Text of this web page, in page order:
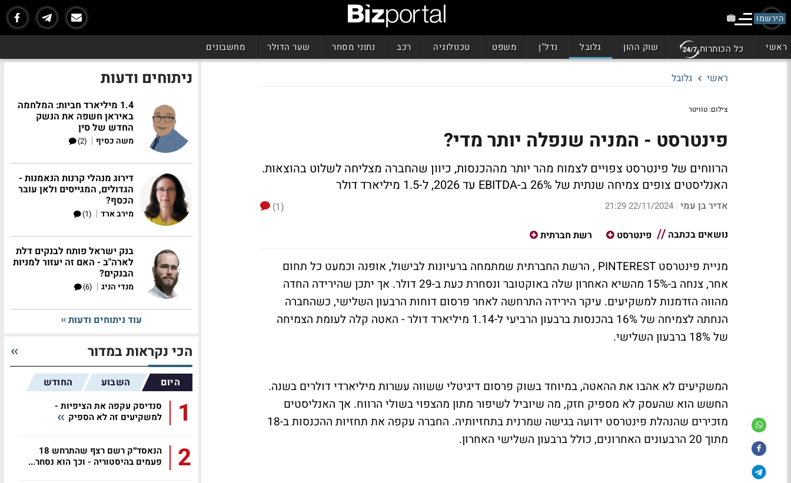
הירשמו
ראשי כל הכותרות שוק ההון גלובל נדל"ן משפט טכנולוגיה רכב נתוני מסחר שער הדולר מחשבונים
ראשי גלובל
צילום: טוויטר
פינטרסט - המניה שנפלה יותר מדי?
הרווחים של פינטרסט צפויים לצמוח מהר יותר מההכנסות, כיוון שהחברה מצליחה לשלוט בהוצאות.
האנליסטים צופים צמיחה שנתית של 26% ב-EBITDA עד 2026, ל-1.5 מיליארד דולר
אדיר בן עמי |
22/11/2024 21:29
(1)
נושאים בכתבה
פינטרסט רשת חברתית
מניית פינטרסט PINTEREST , הרשת החברתית שמתמחה ברעיונות לבישול, אופנה וכמעט כל תחום
אחר, צנחה ב-15% מהשיא האחרון שלה באוקטובר ונסחרת כעת ב-29 דולר. אך יתכן שהירידה החדה
מהווה הזדמנות למשקיעים. עיקר הירידה התרחשה לאחר פרסום דוחות הרבעון השלישי, כשהחברה
הנחתה לצמיחה של 16% בהכנסות ברבעון הרביעי ל-1.14 מיליארד דולר - האטה קלה לעומת הצמיחה
של 18% ברבעון השלישי.
המשקיעים לא אהבו את ההאטה, במיוחד בשוק פרסום דיגיטלי ששווה עשרות מיליארדי דולרים בשנה.
החשש הוא שהעסק לא מספיק חזק, מה שיוביל לשיפור מתון מהצפוי בשולי הרווח. אך האנליסטים
מזכירים שהנהלת פינטרסט ידועה בגישה שמרנית בתחזיותיה. החברה עקפה את תחזיות ההכנסות ב-18
מתוך 20 הרבעונים האחרונים, כולל ברבעון השלישי האחרון.
ניתוחים ודעות
1.4 מיליארד חביות: המלחמה
באיראן חשפה את הנשק
החדש של סין
משה כסיף |
(2)
דירוג מנהלי קרנות הנאמנות -
הגדולים, המגייסים ולאן עובר
הכסף?
מירב ארד |
(1)
בנק ישראל פותח לבנקים דלת
לארה"ב - האם זה יעזור למניות
הבנקים?
מנדי הניג |
(6)
עוד ניתוחים ודעות
הכי נקראות במדור
היום השבוע החודש
1
סנדיסק עקפה את הציפיות -
למשקיעים זה לא הספיק
2
הנאסד״ק רשם רצף שהתרחש 18
פעמים בהיסטוריה - וכך הוא נסחר...